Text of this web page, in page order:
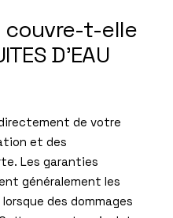
couvre-t-elle
D’EAU
de votre
et des
Les garanties
généralement les
des dommages